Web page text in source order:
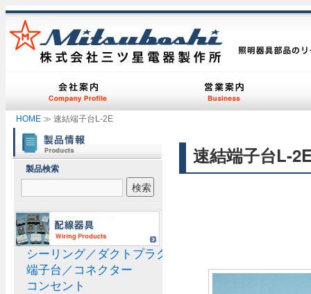
HOME ≫ 速結端子台L-2E
速結端子台L-
製品検索
シーリング／ダクトプラグ
端子台／コネクター
コンセント